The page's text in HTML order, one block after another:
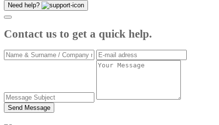
Need help?
Contact us to get a quick help.
Send Message